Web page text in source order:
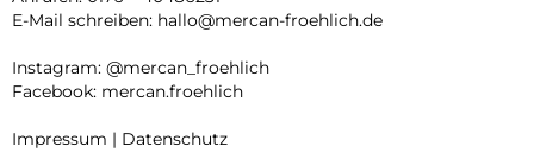
E-Mail schreiben: hallo@mercan-froehlich.de
Instagram: @mercan_froehlich
Facebook: mercan.froehlich
Impressum | Datenschutz